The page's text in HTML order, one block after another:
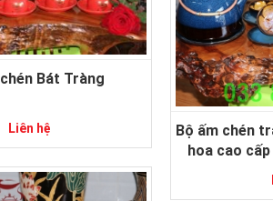
Bát Tràng
Liên hệ
Bộ ấm chén
hoa cao